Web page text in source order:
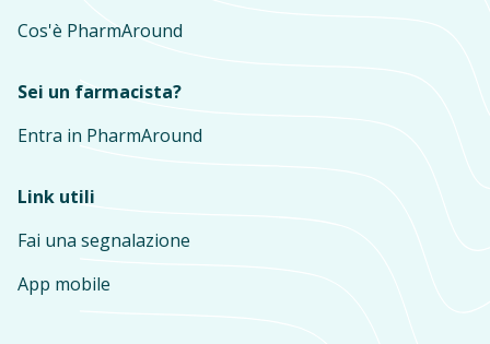
Cos'è PharmAround
Sei un farmacista?
Entra in PharmAround
Link utili
Fai una segnalazione
App mobile